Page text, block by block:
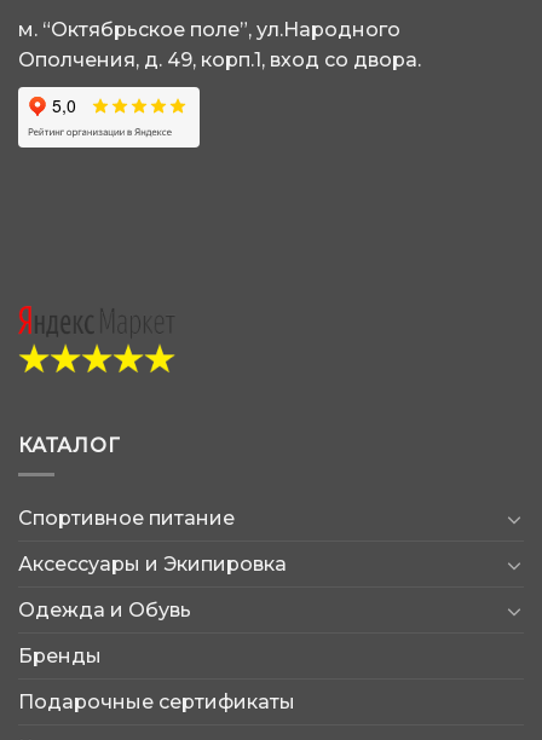
м. “Октябрьское поле”, ул.Народного
Ополчения, д. 49, корп.1, вход со двора.
КАТАЛОГ
Спортивное питание
Аксессуары и Экипировка
Одежда и Обувь
Бренды
Подарочные сертификаты